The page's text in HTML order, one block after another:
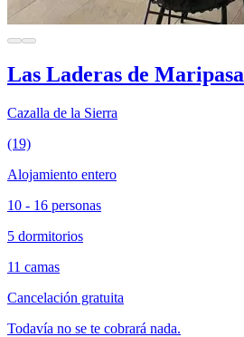
Las Laderas de Maripasa
Cazalla de la Sierra
(19)
Alojamiento entero
10 - 16 personas
5 dormitorios
11 camas
Cancelación gratuita
Todavía no se te cobrará nada.